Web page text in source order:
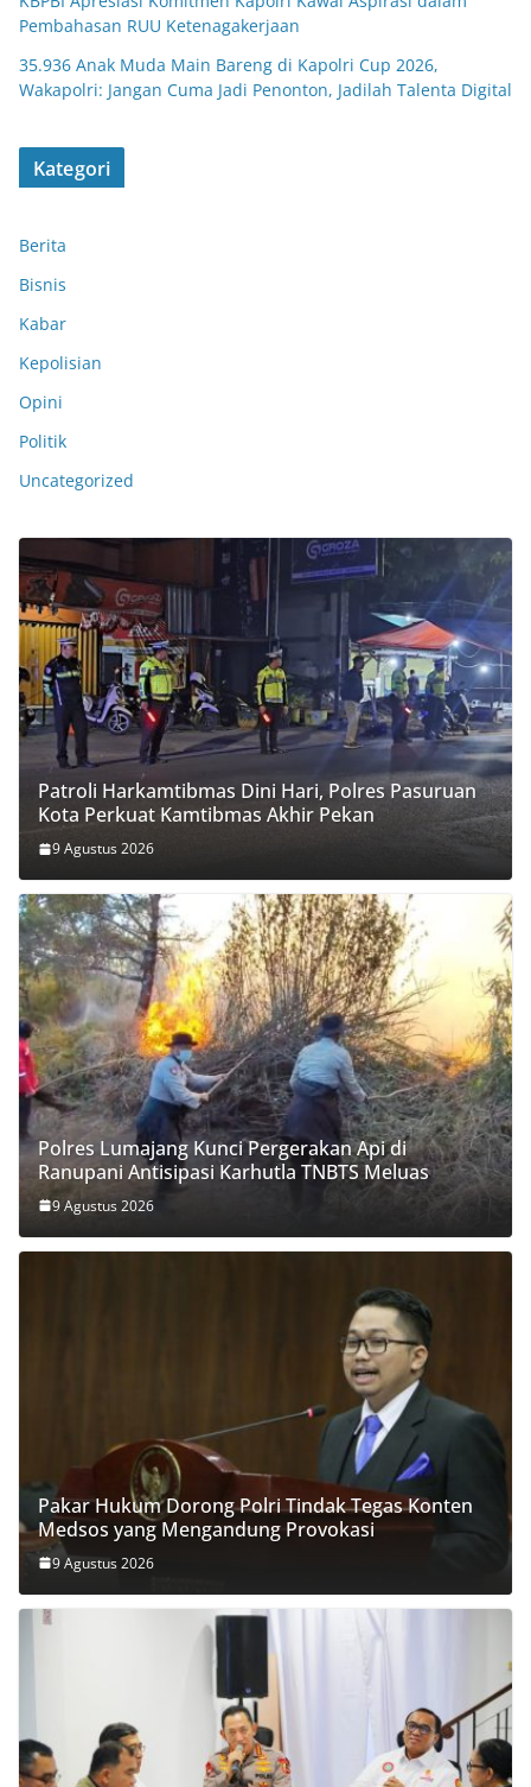
Pembahasan RUU Ketenagakerjaan
35.936 Anak Muda Main Bareng di Kapolri Cup 2026,
Wakapolri: Jangan Cuma Jadi Penonton, Jadilah Talenta Digital
Kategori
Berita
Bisnis
Kabar
Kepolisian
Opini
Politik
Uncategorized
Patroli Harkamtibmas Dini Hari, Polres Pasuruan
Kota Perkuat Kamtibmas Akhir Pekan
9 Agustus 2026
Polres Lumajang Kunci Pergerakan Api di
Ranupani Antisipasi Karhutla TNBTS Meluas
9 Agustus 2026
Pakar Hukum Dorong Polri Tindak Tegas Konten
Medsos yang Mengandung Provokasi
9 Agustus 2026